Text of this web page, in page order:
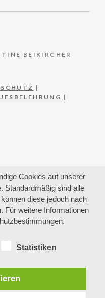
BEIKIRCHER
|
|
Cookies auf unserer
Standardmäßig sind alle
diese jedoch nach
Für weitere Informationen
Statistiken